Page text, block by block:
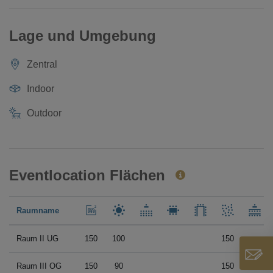
Lage und Umgebung
Zentral
Indoor
Outdoor
Eventlocation Flächen
Raumname
Raum II UG 150 100 150
Raum III OG 150 90 150